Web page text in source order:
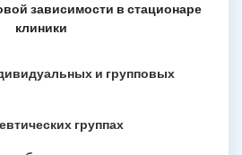
зависимости в стационаре
клиники
и групповых
группах